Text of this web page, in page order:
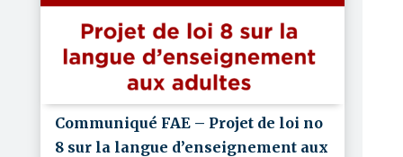
Communiqué FAE – Projet de loi no
8 sur la langue d’enseignement aux